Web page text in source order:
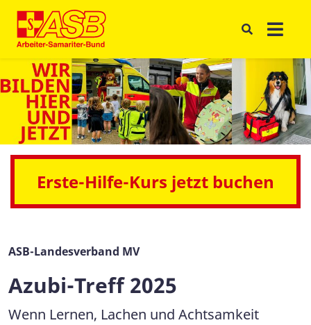
Erste-Hilfe-Kurs jetzt buchen
ASB-Landesverband MV
Azubi-Treff 2025
Wenn Lernen, Lachen und Achtsamkeit